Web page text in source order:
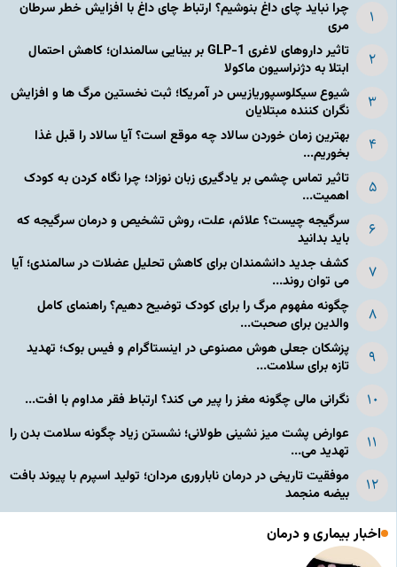
چرا نباید چای داغ بنوشیم؟ ارتباط چای داغ با افزایش خطر سرطان
مری
تاثیر داروهای لاغری GLP-1 بر بینایی سالمندان؛ کاهش احتمال
ابتلا به دژنراسیون ماکولا
شیوع سیکلوسپوریازیس در آمریکا؛ ثبت نخستین مرگ ها و افزایش
نگران کننده مبتلایان
بهترین زمان خوردن سالاد چه موقع است؟ آیا سالاد را قبل غذا
بخوریم...
تاثیر تماس چشمی بر یادگیری زبان نوزاد؛ چرا نگاه کردن به کودک
اهمیت...
سرگیجه چیست؟ علائم، علت، روش تشخیص و درمان سرگیجه که
باید بدانید
کشف جدید دانشمندان برای کاهش تحلیل عضلات در سالمندی؛ آیا
می توان روند...
چگونه مفهوم مرگ را برای کودک توضیح دهیم؟ راهنمای کامل
والدین برای صحبت...
پزشکان جعلی هوش مصنوعی در اینستاگرام و فیس بوک؛ تهدید
تازه برای سلامت...
نگرانی مالی چگونه مغز را پیر می کند؟ ارتباط فقر مداوم با افت...
عوارض پشت میز نشینی طولانی؛ نشستن زیاد چگونه سلامت بدن را
تهدید می...
موفقیت تاریخی در درمان ناباروری مردان؛ تولید اسپرم با پیوند بافت
بیضه منجمد
اخبار بیماری و درمان